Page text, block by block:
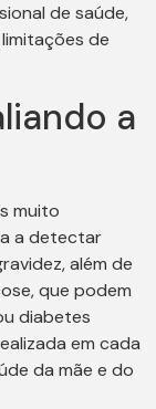
de saúde,
de
a
muito
a detectar
além de
que podem
diabetes
em cada
da mãe e do